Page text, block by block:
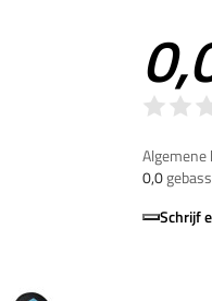
Algemene
0,0
Schrijf